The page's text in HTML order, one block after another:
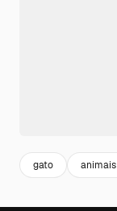
gato animais